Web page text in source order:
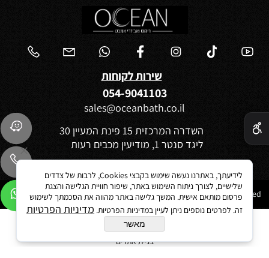
שירות לקוחות
054-9041103
sales@oceanbath.co.il
השדרה המרכזית 15 פינת המעיין 30
ליגד סנטר 1, מודיעין מכבים רעות
בניית אתרים
לידיעתך, באתרנו נעשה שימוש בקבצי Cookies, לרבות של צדדים
שלישיים, לצורך ניתוח השימוש באתר, שיפור חוויית הגלישה והצגת
פרסום מותאם אישית. המשך גלישה באתר מהווה את הסכמתך לשימוש
זה. לפרטים נוספים ניתן לעיין במדיניות הפרטיות. מדיניות הפרטיות
מאשר